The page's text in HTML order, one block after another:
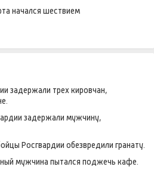
начался шествием
задержали трех кировчан,
задержали мужчину,
Росгвардии обезвредили гранату.
мужчина пытался поджечь кафе.